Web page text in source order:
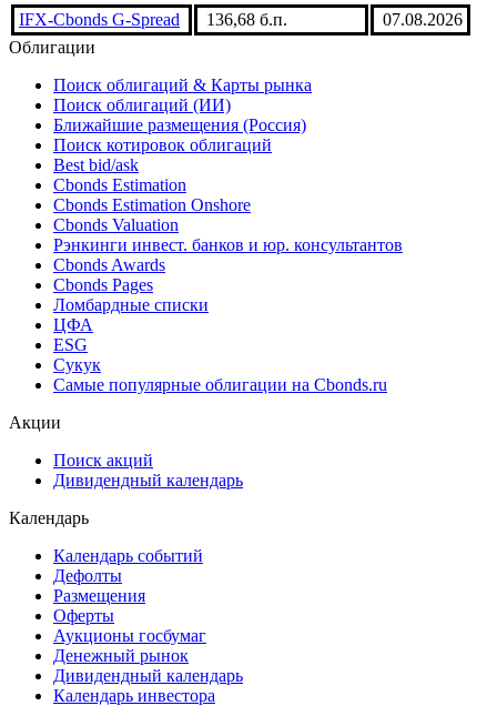
IFX-Cbonds G-Spread
136,68 б.п.
07.08.2026
Облигации
Поиск облигаций & Карты рынка
Поиск облигаций (ИИ)
Ближайшие размещения (Россия)
Поиск котировок облигаций
Best bid/ask
Cbonds Estimation
Cbonds Estimation Onshore
Cbonds Valuation
Рэнкинги инвест. банков и юр. консультантов
Cbonds Awards
Cbonds Pages
Ломбардные списки
ЦФА
ESG
Сукук
Самые популярные облигации на Cbonds.ru
Акции
Поиск акций
Дивидендный календарь
Календарь
Календарь событий
Дефолты
Размещения
Оферты
Аукционы госбумаг
Денежный рынок
Дивидендный календарь
Календарь инвестора